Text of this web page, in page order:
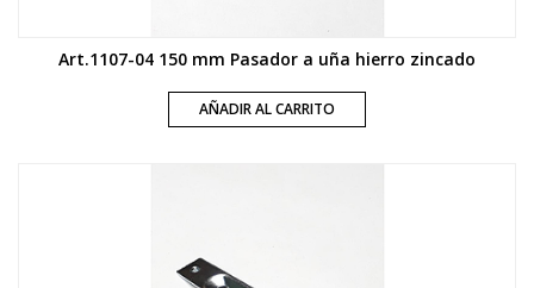
Art.1107-04 150 mm Pasador a uña hierro zincado
AÑADIR AL CARRITO